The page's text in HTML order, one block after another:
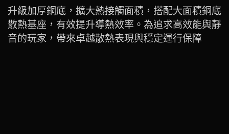
升級加厚銅底，擴大熱接觸面積，搭配大面積銅底
散熱基座，有效提升導熱效率。為追求高效能與靜
音的玩家，帶來卓越散熱表現與穩定運行保障